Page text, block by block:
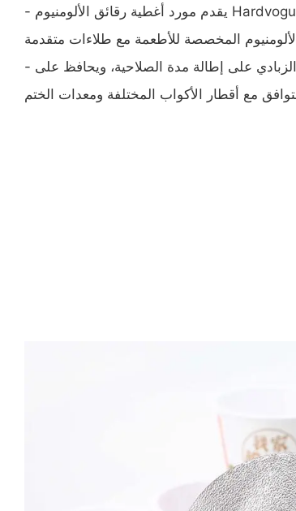
- يقدم مورد أغطية رقائق الألومنيوم Hardvogue حلولاً متميزة لإغلاق الأطعمة المصنوعة
- يعمل غطاء الرقائق المعدنية لأكواب الزبادي على إطالة مدة الصلاحية، ويحافظ على